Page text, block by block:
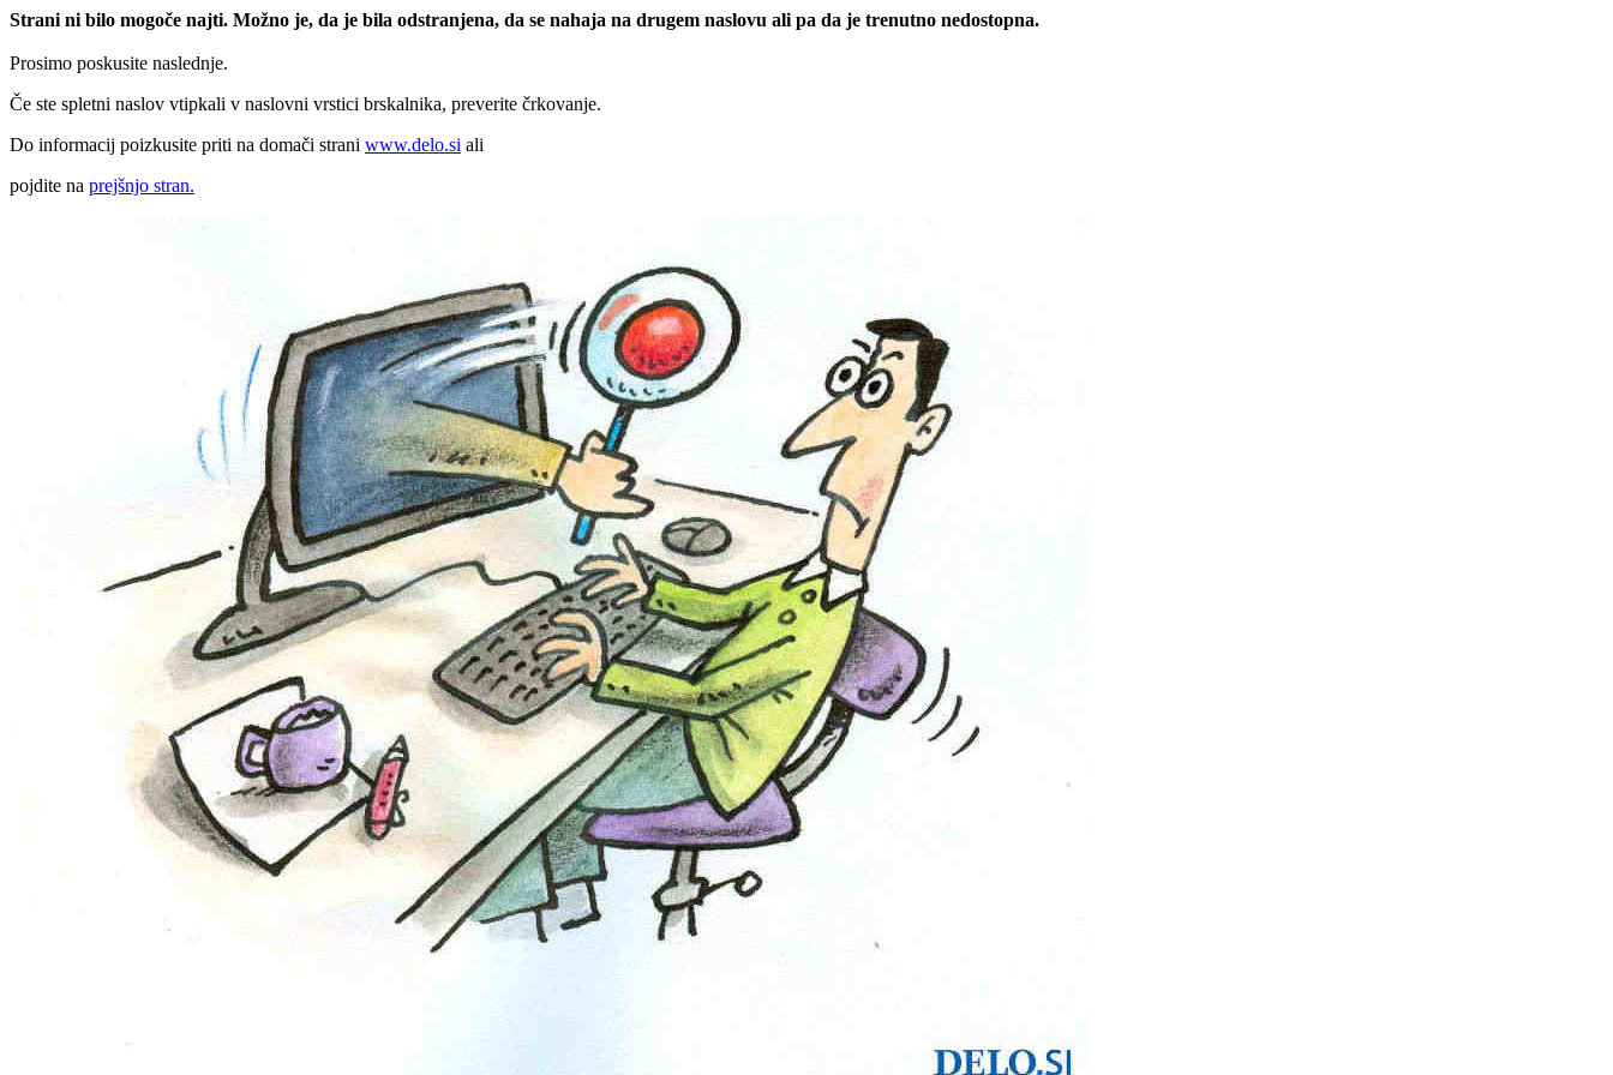
Strani ni bilo mogoče najti. Možno je, da je bila odstranjena, da se nahaja na drugem naslovu ali pa da je trenutno nedostopna.
Prosimo poskusite naslednje.
Če ste spletni naslov vtipkali v naslovni vrstici brskalnika, preverite črkovanje.
Do informacij poizkusite priti na domači strani www.delo.si ali
pojdite na prejšnjo stran.